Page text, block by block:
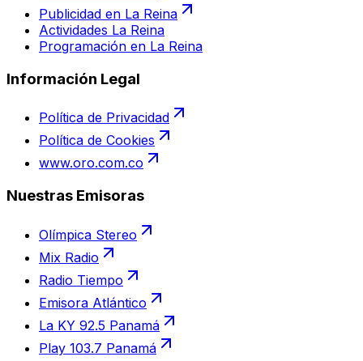
Publicidad en La Reina
Actividades La Reina
Programación en La Reina
Información Legal
Política de Privacidad
Política de Cookies
www.oro.com.co
Nuestras Emisoras
Olímpica Stereo
Mix Radio
Radio Tiempo
Emisora Atlántico
La KY 92.5 Panamá
Play 103.7 Panamá